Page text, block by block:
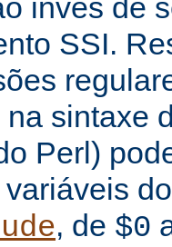
invés de
SSI.
sintaxe
Perl)
, de $0